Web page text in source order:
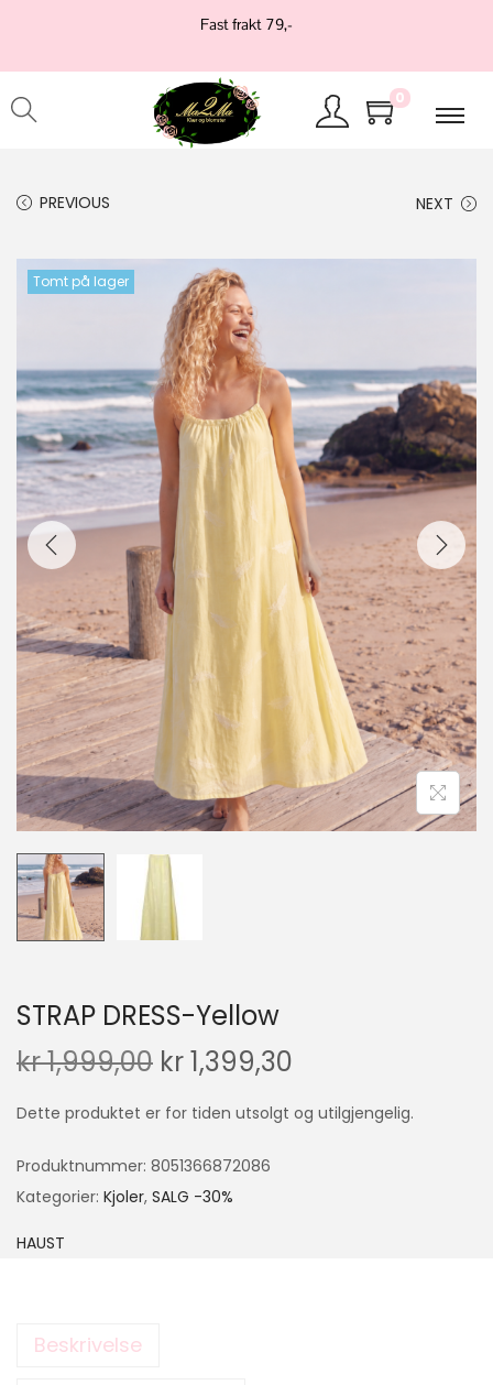
Fast frakt 79,-
0
PREVIOUS NEXT
Tomt på lager
STRAP DRESS-Yellow
kr1,999,00 kr1,399,30
Dette produktet er for tiden utsolgt og utilgjengelig.
Produktnummer: 8051366872086
Kategorier: Kjoler, SALG -30%
HAUST
Beskrivelse